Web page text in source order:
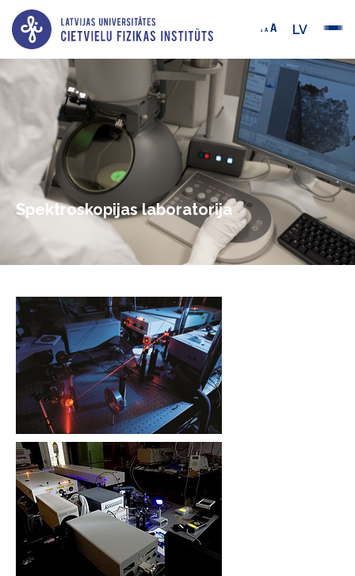
LV
Spektroskopijas laboratorija